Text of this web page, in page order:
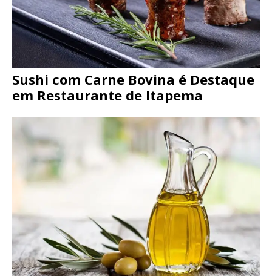
Sushi com Carne Bovina é Destaque
em Restaurante de Itapema